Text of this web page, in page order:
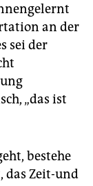
an der
sei der
„das ist
bestehe
das Zeit-und